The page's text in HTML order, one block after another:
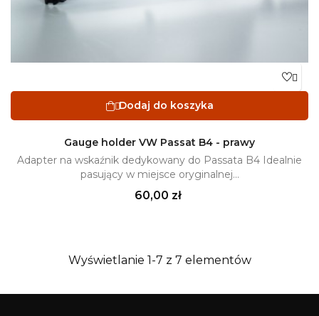

Dodaj do koszyka
Gauge holder VW Passat B4 - prawy
Adapter na wskaźnik dedykowany do Passata B4 Idealnie
pasujący w miejsce oryginalnej...
Cena
60,00 zł
Wyświetlanie 1-7 z 7 elementów